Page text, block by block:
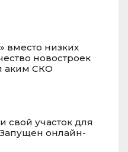
вместо низких
новостроек
аким СКО
свой участок для
онлайн-